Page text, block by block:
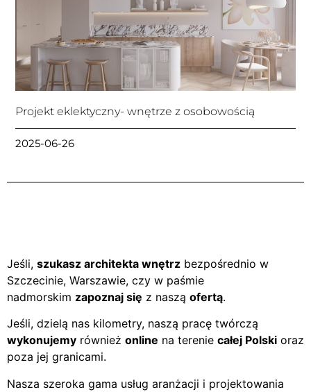
Projekt eklektyczny- wnętrze z osobowością
2025-06-26
Jeśli, szukasz architekta wnętrz bezpośrednio w
Szczecinie, Warszawie, czy w paśmie
nadmorskim zapoznaj się z naszą ofertą.
Jeśli, dzielą nas kilometry, naszą pracę twórczą
wykonujemy również online na terenie całej Polski oraz
poza jej granicami.
Nasza szeroka gama usług aranżacji i projektowania